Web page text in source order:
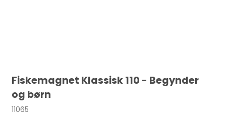
Fiskemagnet Klassisk 110 - Begynder
og børn
11065